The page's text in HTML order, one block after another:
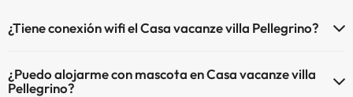
¿Tiene conexión wifi el Casa vacanze villa Pellegrino?
¿Puedo alojarme con mascota en Casa vacanze villa
Pellegrino?